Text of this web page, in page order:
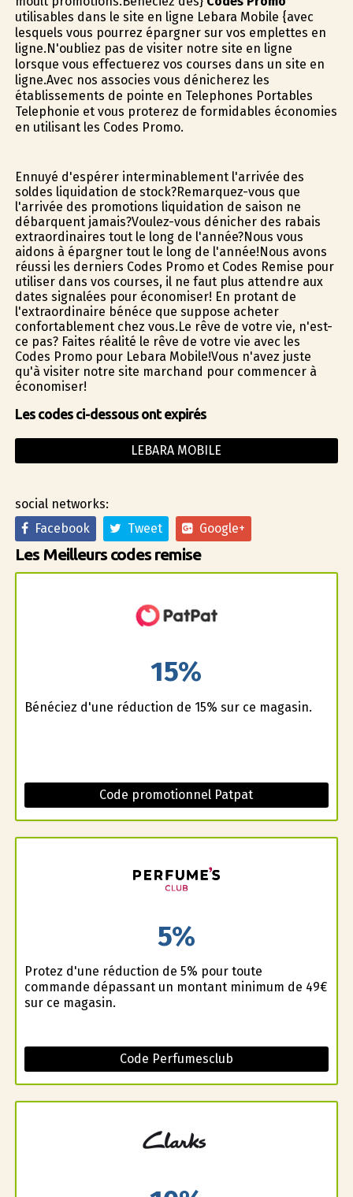
utilisables dans le site en ligne Lebara Mobile {avec
lesquels vous pourrez épargner sur vos emplettes en
ligne.N'oubliez pas de visiter notre site en ligne
lorsque vous effectuerez vos courses dans un site en
ligne.Avec nos associes vous dénicherez les
établissements de pointe en Telephones Portables
Telephonie et vous profiterez de formidables économies
en utilisant les Codes Promo.
Ennuyé d'espérer interminablement l'arrivée des
soldes liquidation de stock?Remarquez-vous que
l'arrivée des promotions liquidation de saison ne
débarquent jamais?Voulez-vous dénicher des rabais
extraordinaires tout le long de l'année?Nous vous
aidons à épargner tout le long de l'année!Nous avons
réussi les derniers Codes Promo et Codes Remise pour
utiliser dans vos courses, il ne faut plus attendre aux
dates signalées pour économiser! En profitant de
l'extraordinaire bénéfice que suppose acheter
confortablement chez vous.Le rêve de votre vie, n'est-
ce pas? Faites réalité le rêve de votre vie avec les
Codes Promo pour Lebara Mobile!Vous n'avez juste
qu'à visiter notre site marchand pour commencer à
économiser!
Les codes ci-dessous ont expirés
LEBARA MOBILE
social networks:
Facebook
Tweet Google+
Les Meilleurs codes remise
15%
Bénéficiez d'une réduction de 15% sur ce magasin.
Code promotionnel Patpat
5%
Profitez d'une réduction de 5% pour toute
commande dépassant un montant minimum de 49€
sur ce magasin.
Code Perfumesclub